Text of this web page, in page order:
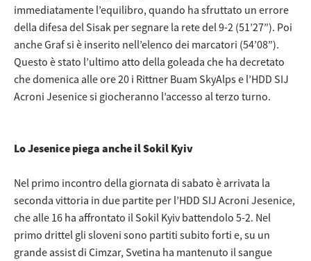
immediatamente l’equilibro, quando ha sfruttato un errore
della difesa del Sisak per segnare la rete del 9-2 (51’27”). Poi
anche Graf si è inserito nell’elenco dei marcatori (54’08”).
Questo è stato l’ultimo atto della goleada che ha decretato
che domenica alle ore 20 i Rittner Buam SkyAlps e l’HDD SIJ
Acroni Jesenice si giocheranno l’accesso al terzo turno.
Lo Jesenice piega anche il Sokil Kyiv
Nel primo incontro della giornata di sabato è arrivata la
seconda vittoria in due partite per l’HDD SIJ Acroni Jesenice,
che alle 16 ha affrontato il Sokil Kyiv battendolo 5-2. Nel
primo drittel gli sloveni sono partiti subito forti e, su un
grande assist di Cimzar, Svetina ha mantenuto il sangue